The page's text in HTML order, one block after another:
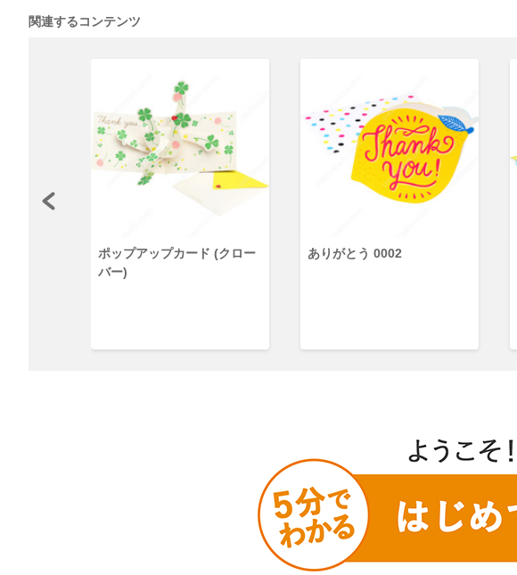
関連するコンテンツ
ポップアップカード (クロー
バー)
ありがとう 0002